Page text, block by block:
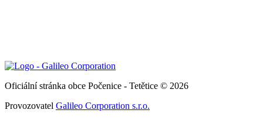
Oficiální stránka obce Počenice - Tetětice © 2026
Provozovatel Galileo Corporation s.r.o.